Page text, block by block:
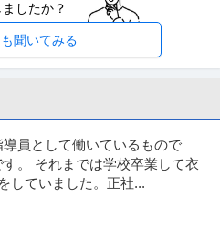
サービス付き高齢者向け住宅ガーデン
る
サービス事業所 ／ 常勤(日勤の
光が丘店
支給 学歴不問
したか？
聞いてみる
員として働いているもので
。 それまでは学校卒業して衣
していました。正社...